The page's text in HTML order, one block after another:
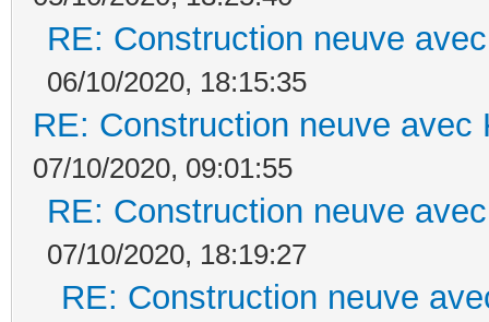
RE: Construction neuve
06/10/2020, 18:15:35
RE: Construction neuve avec
07/10/2020, 09:01:55
RE: Construction neuve
07/10/2020, 18:19:27
RE: Construction neuve